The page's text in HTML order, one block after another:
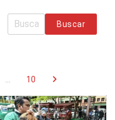
Buscar
10 chevron_right